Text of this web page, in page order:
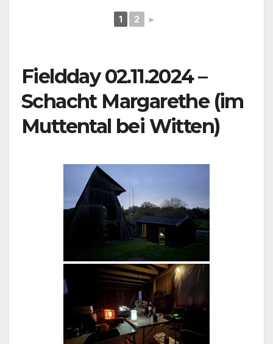
1 2 ►
Fieldday 02.11.2024 –
Schacht Margarethe (im
Muttental bei Witten)